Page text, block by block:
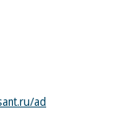
ad